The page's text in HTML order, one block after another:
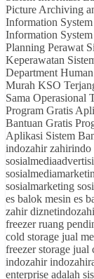
Picture Archiving
Information
Information
Planning Perawat
Keperawatan
Department
Murah KSO
Sama Operasional
Program Gratis
Bantuan Gratis
Aplikasi Sistem
indozahir zahirindo
sosialmarketing
es balok mesin es
zahir
freezer ruang
cold storage jual
freezer storage
indozahir
enterprise adalah